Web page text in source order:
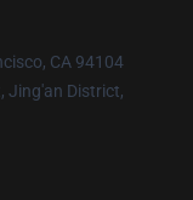
CA 94104
Jing'an District,